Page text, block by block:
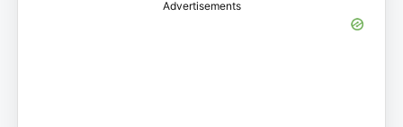
Advertisements